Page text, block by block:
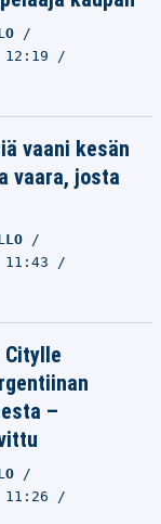
vaani kesän
vaara, josta
–